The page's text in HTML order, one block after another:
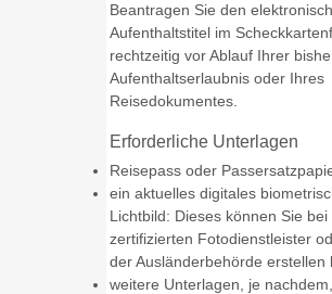
Beantragen Sie den
Aufenthaltstitel im
rechtzeitig vor Ablauf Ihrer
Aufenthaltserlaubnis oder Ihres
Reisedokumentes.
Erforderliche Unterlagen
Reisepass oder
ein aktuelles digitales
Lichtbild: Dieses können Sie bei
zertifizierten Fotodienstleister
der Ausländerbehörde erstellen
weitere Unterlagen, je nachdem,